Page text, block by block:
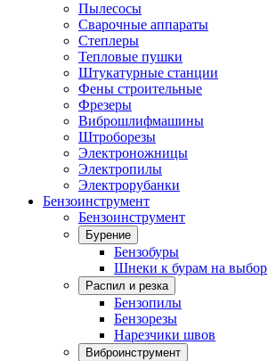
Пылесосы
Сварочные аппараты
Степлеры
Тепловые пушки
Штукатурные станции
Фены строительные
Фрезеры
Виброшлифмашины
Штроборезы
Электроножницы
Электропилы
Электрорубанки
Бензоинструмент
Бензоинструмент
Бурение
Бензобуры
Шнеки к бурам на выбор
Распил и резка
Бензопилы
Бензорезы
Нарезчики швов
Виброинструмент